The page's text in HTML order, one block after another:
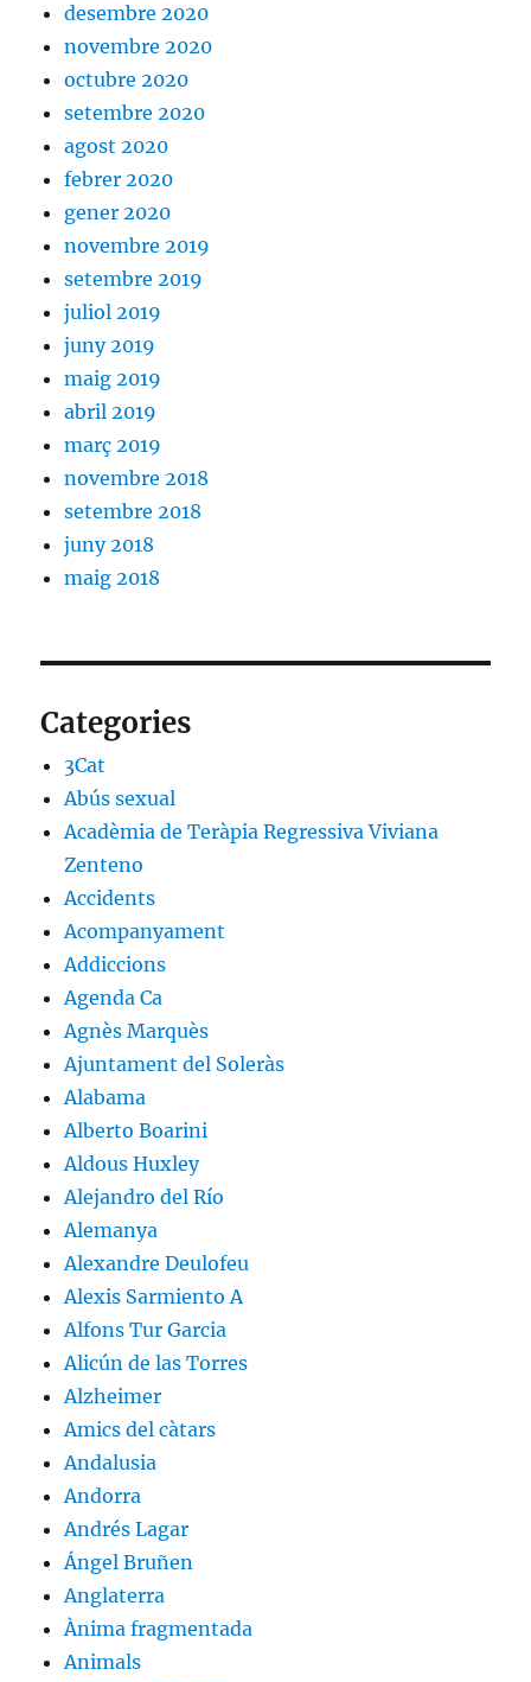
desembre 2020
novembre 2020
octubre 2020
setembre 2020
agost 2020
febrer 2020
gener 2020
novembre 2019
setembre 2019
juliol 2019
juny 2019
maig 2019
abril 2019
març 2019
novembre 2018
setembre 2018
juny 2018
maig 2018
Categories
3Cat
Abús sexual
Acadèmia de Teràpia Regressiva Viviana
Zenteno
Accidents
Acompanyament
Addiccions
Agenda Ca
Agnès Marquès
Ajuntament del Soleràs
Alabama
Alberto Boarini
Aldous Huxley
Alejandro del Río
Alemanya
Alexandre Deulofeu
Alexis Sarmiento A
Alfons Tur Garcia
Alicún de las Torres
Alzheimer
Amics del càtars
Andalusia
Andorra
Andrés Lagar
Ángel Bruñen
Anglaterra
Ànima fragmentada
Animals